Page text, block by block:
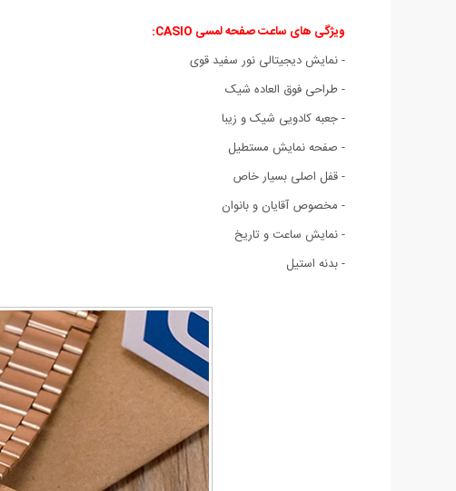
ویژگی های ساعت صفحه لمسی CASIO:
-نمایش دیجیتالی نور سفید قوی
- طراحی فوق العاده شیک
- جعبه کادویی شیک و زیبا
- صفحه نمایش مستطیل
- قفل اصلی بسیار خاص
- مخصوص آقایان و بانوان
- نمایش ساعت و تاریخ
- بدنه استیل